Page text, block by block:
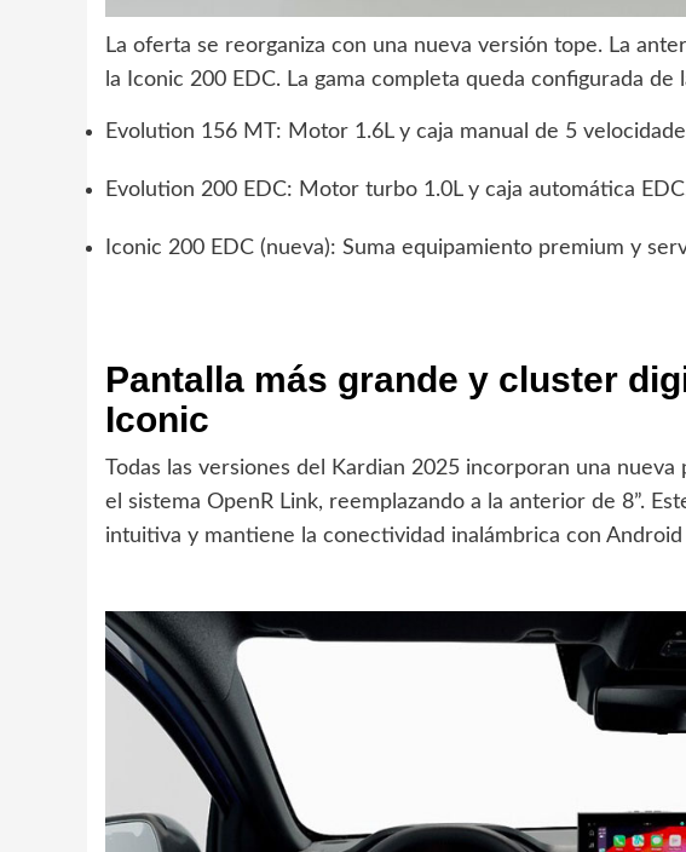
La oferta se reorganiza con una nueva versión tope. La
la Iconic 200 EDC. La gama completa queda configurada de
Evolution 156 MT: Motor 1.6L y caja manual de 5
Evolution 200 EDC: Motor turbo 1.0L y caja automática
Iconic 200 EDC (nueva): Suma equipamiento premium y
Pantalla más grande y cluster
Iconic
Todas las versiones del Kardian 2025 incorporan una
el sistema OpenR Link, reemplazando a la anterior de 8”.
intuitiva y mantiene la conectividad inalámbrica con Android